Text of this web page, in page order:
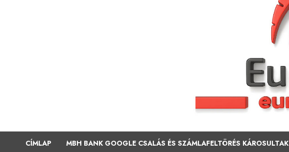
CÍMLAP MBH BANK GOOGLE CSALÁS ÉS SZÁMLAFELTÖRÉS KÁROSULTAK